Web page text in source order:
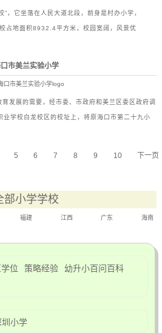
”，它坐落在人民大道北段，前身是村办小学，
占地面积8932.4平方米，校园宽阔，风景优
市美兰实验小学
发展的需要，经市委、市政府和美兰区委区政府调
学校白龙校区的校址上，将原海口市第二十九小
5 6 7 8 9 10 下一页
部小学学校
福建 江西 广东 海南
位 策略经验
幼升小百问百科
圳小学